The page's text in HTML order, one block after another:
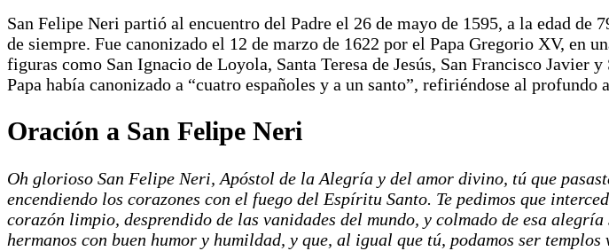
San Felipe Neri partió al encuentro del Padre el 26 de mayo de 1595, a la edad
de siempre. Fue canonizado el 12 de marzo de 1622 por el Papa Gregorio XV, en
figuras como San Ignacio de Loyola, Santa Teresa de Jesús, San Francisco Javier
Papa había canonizado a “cuatro españoles y a un santo”, refiriéndose al profundo
Oración a San Felipe Neri
Oh glorioso San Felipe Neri, Apóstol de la Alegría y del amor divino, tú que
encendiendo los corazones con el fuego del Espíritu Santo. Te pedimos que
corazón limpio, desprendido de las vanidades del mundo, y colmado de esa
hermanos con buen humor y humildad, y que, al igual que tú, podamos ser